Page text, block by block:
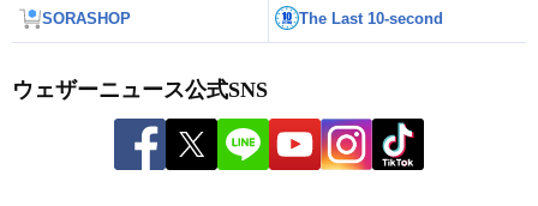
SORASHOP The Last 10-second
ウェザーニュース公式SNS